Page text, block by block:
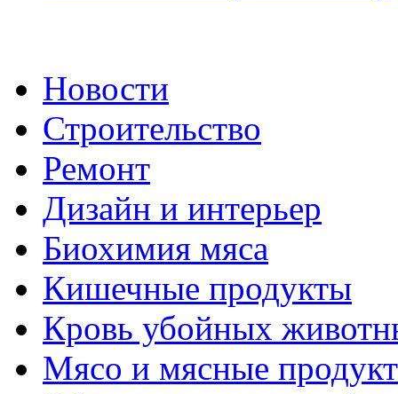
Новости
Строительство
Ремонт
Дизайн и интерьер
Биохимия мяса
Кишечные продукты
Кровь убойных
Мясо и мясные